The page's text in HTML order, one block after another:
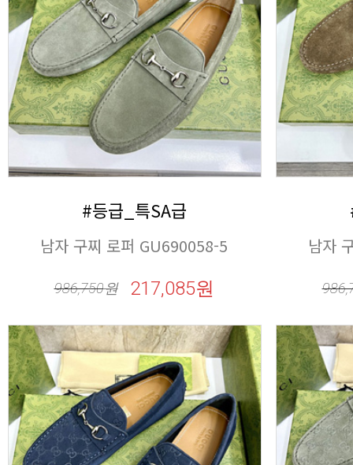
#등급_특SA급
남자 구찌 로퍼 GU690058-5
986,750원 217,085원
남자